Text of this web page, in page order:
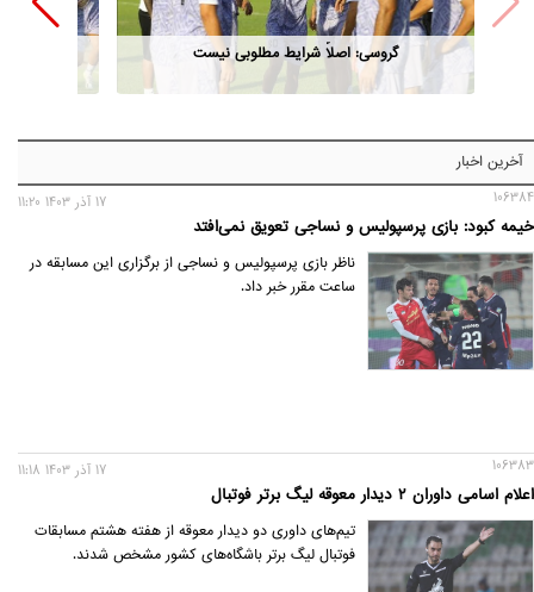
گروسی: اصلاً شرایط مطلوبی نیست
آخرین اخبار
106384
خیمه کبود: بازی پرسپولیس و نساجی تعویق نمی‌افتد
17 آذر 1403 11:20
ناظر بازی پرسپولیس و نساجی از برگزاری این مسابقه در
ساعت مقرر خبر داد.
106383
اعلام اسامی داوران ۲ دیدار معوقه لیگ برتر فوتبال
17 آذر 1403 11:18
تیم‌های داوری دو دیدار معوقه از هفته هشتم مسابقات
فوتبال لیگ برتر باشگاه‌های کشور مشخص شدند.